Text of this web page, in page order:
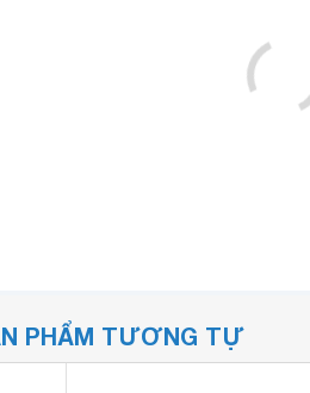
PHẨM TƯƠNG TỰ